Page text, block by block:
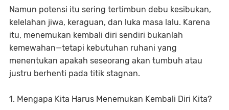
Namun potensi itu sering tertimbun debu kesibukan,
kelelahan jiwa, keraguan, dan luka masa lalu. Karena
itu, menemukan kembali diri sendiri bukanlah
kemewahan—tetapi kebutuhan ruhani yang
menentukan apakah seseorang akan tumbuh atau
justru berhenti pada titik stagnan.
1. Mengapa Kita Harus Menemukan Kembali Diri Kita?